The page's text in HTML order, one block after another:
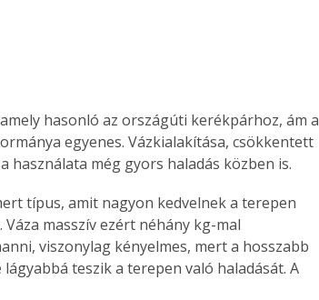
hasonló az országúti kerékpárhoz, ám a
egyenes. Vázkialakítása, csökkentett
használata még gyors haladás közben is.
típus, amit nagyon kedvelnek a terepen
masszív ezért néhány kg-mal
viszonylag kényelmes, mert a hosszabb
teszik a terepen való haladását. A